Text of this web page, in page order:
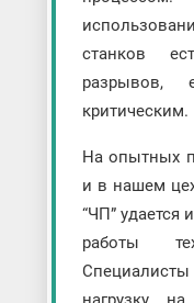
станков
разрывов,
критическим.
На опытных
и в нашем
“ЧП” удается
работы